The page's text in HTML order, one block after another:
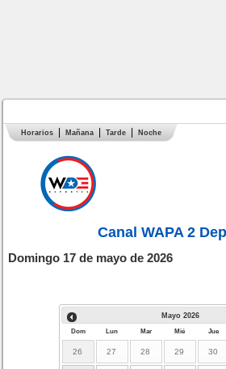
Horarios Mañana Tarde Noche
Canal WAPA 2
Domingo 17 de mayo de 2026
Mayo 2026
Dom Lun Mar Mié Jue
26 27 28 29 30